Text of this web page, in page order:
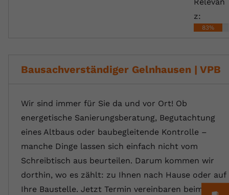
Relevan
z:
83%
Bausachverständiger Gelnhausen | VPB
Wir sind immer für Sie da und vor Ort! Ob
energetische Sanierungsberatung, Begutachtung
eines Altbaus oder baubegleitende Kontrolle –
manche Dinge lassen sich einfach nicht vom
Schreibtisch aus beurteilen. Darum kommen wir
dorthin, wo es zählt: zu Ihnen nach Hause oder auf
Ihre Baustelle. Jetzt Termin vereinbaren beim…